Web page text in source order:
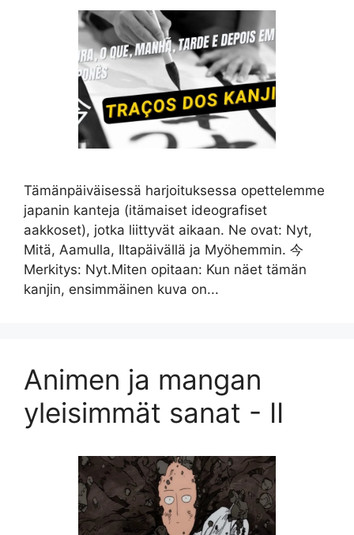
Tämänpäiväisessä harjoituksessa opettelemme
japanin kanteja (itämaiset ideografiset
aakkoset), jotka liittyvät aikaan. Ne ovat: Nyt,
Mitä, Aamulla, Iltapäivällä ja Myöhemmin. 今
Merkitys: Nyt.Miten opitaan: Kun näet tämän
kanjin, ensimmäinen kuva on...
Animen ja mangan
yleisimmät sanat - II